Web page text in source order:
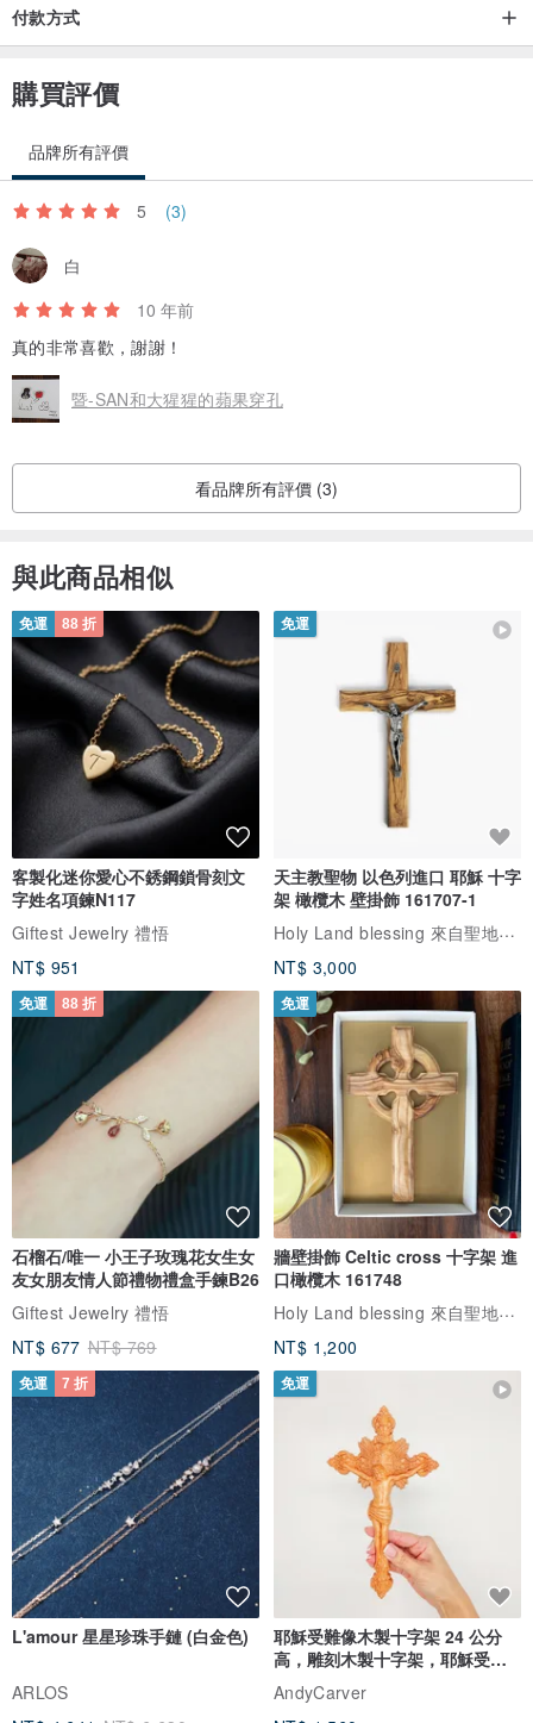
付款方式
購買評價
品牌所有評價
5 (3)
白
10 年前
真的非常喜歡，謝謝！
暨-SAN和大猩猩的蘋果穿孔
看品牌所有評價 (3)
與此商品相似
免運 88 折
客製化迷你愛心不銹鋼鎖骨刻文
字姓名項鍊N117
Giftest Jewelry 禮悟
NT$ 951
免運
天主教聖物 以色列進口 耶穌 十字
架 橄欖木 壁掛飾 161707-1
Holy Land blessing 來自聖地的祝福
NT$ 3,000
免運 88 折
石榴石/唯一 小王子玫瑰花女生女
友女朋友情人節禮物禮盒手鍊B26
Giftest Jewelry 禮悟
NT$ 677 NT$ 769
免運
牆壁掛飾 Celtic cross 十字架 進
口橄欖木 161748
Holy Land blessing 來自聖地的祝福
NT$ 1,200
免運 7 折
L'amour 星星珍珠手鏈 (白金色)
ARLOS
免運
耶穌受難像木製十字架 24 公分
高，雕刻木製十字架，耶穌受難
像天主教十字架
AndyCarver